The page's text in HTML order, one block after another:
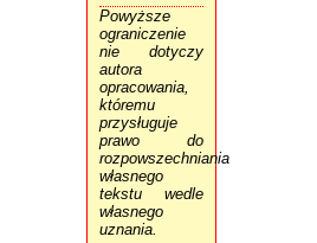
Powyższe
ograniczenie
nie dotyczy
autora
opracowania,
któremu
przysługuje
prawo do
rozpowszechniania
własnego
tekstu wedle
własnego
uznania.